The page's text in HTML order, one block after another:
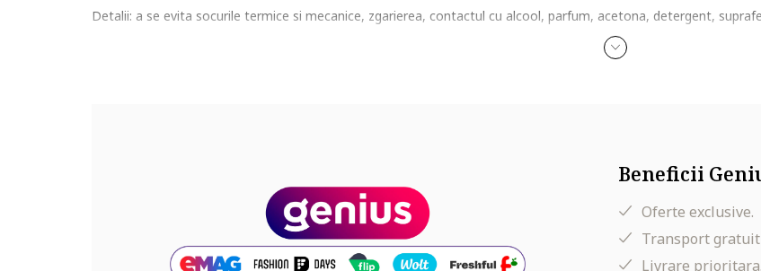
Detalii: a se evita socurile termice si mecanice, zgarierea, contactul cu alcool, parfum, acetona, detergent,
Beneficii
Oferte exclusive.
Transport gratuit
Livrare prioritara.